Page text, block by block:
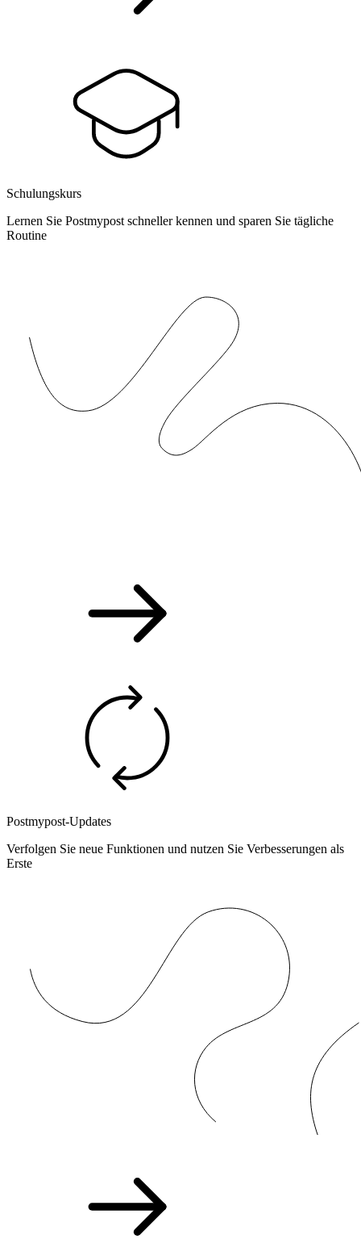
Schulungskurs
Lernen Sie Postmypost schneller kennen und sparen Sie tägliche
Routine
Postmypost-Updates
Verfolgen Sie neue Funktionen und nutzen Sie Verbesserungen als
Erste